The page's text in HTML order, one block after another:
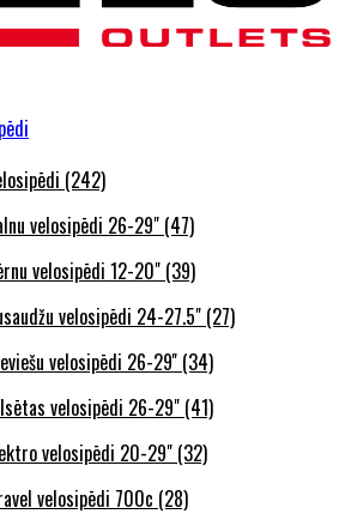
(242)
velosipēdi 26-29" (47)
velosipēdi 12-20" (39)
velosipēdi 24-27.5" (27)
velosipēdi 26-29'' (34)
velosipēdi 26-29" (41)
velosipēdi 20-29" (32)
velosipēdi 700c (28)